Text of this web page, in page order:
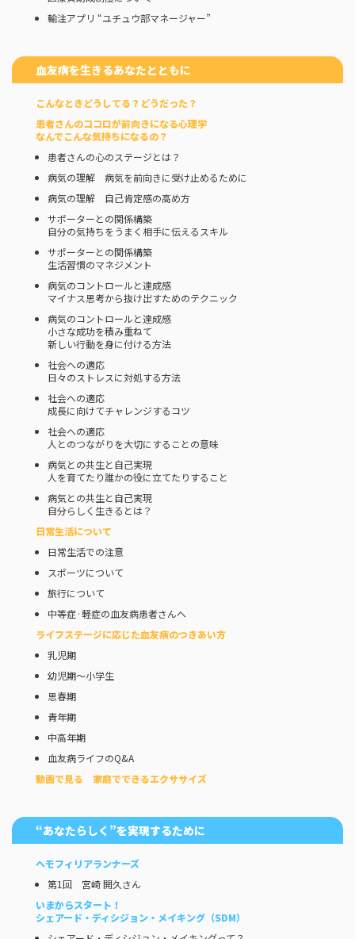
輸注アプリ “ユチュウ部マネージャー”
“あなたらしく”を実現するために
ヘモフィリアランナーズ
第1回 宮崎 開久さん
いまからスタート！
シェアード・ディシジョン・メイキング（SDM）
血友病を生きるあなたとともに
こんなときどうしてる？どうだった？
患者さんのココロが前向きになる心理学
なんでこんな気持ちになるの？
患者さんの心のステージとは？
病気の理解 病気を前向きに受け止めるために
病気の理解 自己肯定感の高め方
サポーターとの関係構築
自分の気持ちをうまく相手に伝えるスキル
サポーターとの関係構築
生活習慣のマネジメント
病気のコントロールと達成感
マイナス思考から抜け出すためのテクニック
病気のコントロールと達成感
小さな成功を積み重ねて
新しい行動を身に付ける方法
社会への適応
日々のストレスに対処する方法
社会への適応
成長に向けてチャレンジするコツ
社会への適応
人とのつながりを大切にすることの意味
病気との共生と自己実現
人を育てたり誰かの役に立てたりすること
病気との共生と自己実現
自分らしく生きるとは？
日常生活について
日常生活での注意
スポーツについて
旅行について
中等症·軽症の血友病患者さんへ
ライフステージに応じた⾎友病のつきあい⽅
乳児期
幼児期～小学生
思春期
青年期
中高年期
血友病ライフのQ&A
動画で見る 家庭でできるエクササイズ